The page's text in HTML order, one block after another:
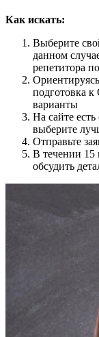
Как искать:
Выберите
данном
репетитора
подготовка
варианты
На сайте
выберите
Отправьте
В течении 15
обсудить